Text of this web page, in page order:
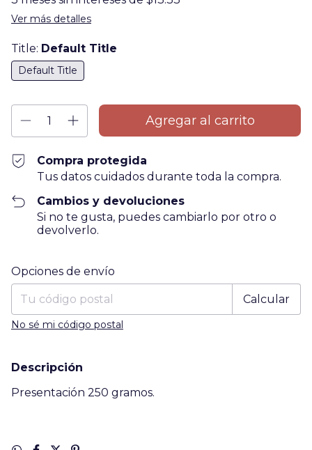
Ver más detalles
Title: Default Title
Default Title
Compra protegida
Tus datos cuidados durante toda la compra.
Cambios y devoluciones
Si no te gusta, puedes cambiarlo por otro o
devolverlo.
Entregas para el CP:
Opciones de envío
Calcular
No sé mi código postal
Descripción
Presentación 250 gramos.